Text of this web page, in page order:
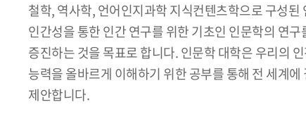
철학, 역사학, 언어인지과학 지식컨텐츠학으로 구성된
인간성을 통한 인간 연구를 위한 기초인 인문학의 연
증진하는 것을 목표로 합니다. 인문학 대학은 우리의
능력을 올바르게 이해하기 위한 공부를 통해 전 세계
제안합니다.